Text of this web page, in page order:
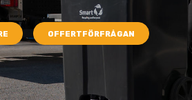
OFFERTFÖRFRÅGAN